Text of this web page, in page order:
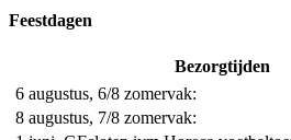
Feestdagen
Bezorgtijden
6 augustus, 6/8 zomervak:
8 augustus, 7/8 zomervak: